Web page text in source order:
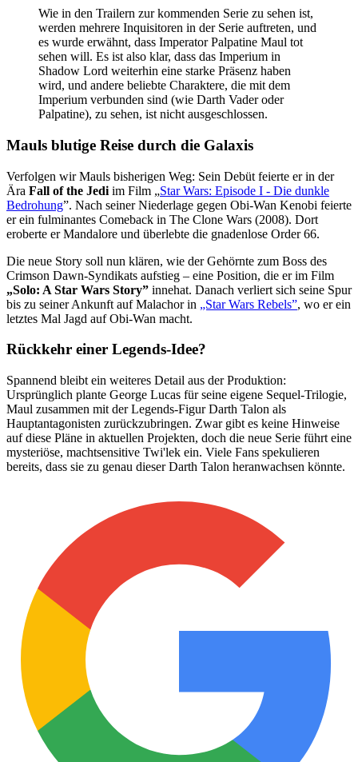
Wie in den Trailern zur kommenden Serie zu sehen ist,
werden mehrere Inquisitoren in der Serie auftreten, und
es wurde erwähnt, dass Imperator Palpatine Maul tot
sehen will. Es ist also klar, dass das Imperium in
Shadow Lord weiterhin eine starke Präsenz haben
wird, und andere beliebte Charaktere, die mit dem
Imperium verbunden sind (wie Darth Vader oder
Palpatine), zu sehen, ist nicht ausgeschlossen.
Mauls blutige Reise durch die Galaxis
Verfolgen wir Mauls bisherigen Weg: Sein Debüt feierte er in der
Ära Fall of the Jedi im Film „Star Wars: Episode I - Die dunkle
Bedrohung”. Nach seiner Niederlage gegen Obi-Wan Kenobi feierte
er ein fulminantes Comeback in The Clone Wars (2008). Dort
eroberte er Mandalore und überlebte die gnadenlose Order 66.
Die neue Story soll nun klären, wie der Gehörnte zum Boss des
Crimson Dawn-Syndikats aufstieg – eine Position, die er im Film
„Solo: A Star Wars Story” innehat. Danach verliert sich seine Spur
bis zu seiner Ankunft auf Malachor in „Star Wars Rebels”, wo er ein
letztes Mal Jagd auf Obi-Wan macht.
Rückkehr einer Legends-Idee?
Spannend bleibt ein weiteres Detail aus der Produktion:
Ursprünglich plante George Lucas für seine eigene Sequel-Trilogie,
Maul zusammen mit der Legends-Figur Darth Talon als
Hauptantagonisten zurückzubringen. Zwar gibt es keine Hinweise
auf diese Pläne in aktuellen Projekten, doch die neue Serie führt eine
mysteriöse, machtsensitive Twi'lek ein. Viele Fans spekulieren
bereits, dass sie zu genau dieser Darth Talon heranwachsen könnte.